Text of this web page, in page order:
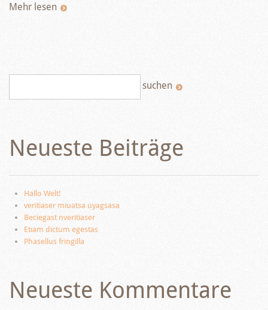
Mehr lesen
Neueste Beiträge
Hallo Welt!
veritiaser miuatsa uyagsasa
Beciegast nveritiaser
Etiam dictum egestas
Phasellus fringilla
Neueste Kommentare